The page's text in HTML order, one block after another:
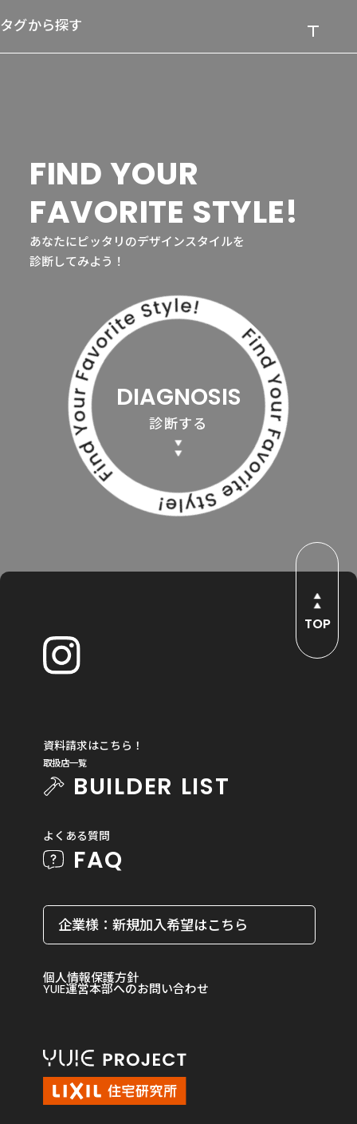
タグから探す
FIND YOUR
FAVORITE STYLE!
あなたにピッタリのデザインスタイルを
診断してみよう！
DIAGNOSIS
診断する
資料請求はこちら！
取扱店一覧
BUILDER LIST
よくある質問
FAQ
企業様：新規加入希望はこちら
個人情報保護方針
YUIE運営本部へのお問い合わせ
TOP